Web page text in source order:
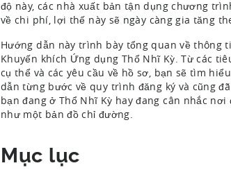
độ này, các nhà xuất bản tận dụng chương
về chi phí, lợi thế này sẽ ngày càng gia tăng
Hướng dẫn này trình bày tổng quan về
Khuyến khích Ứng dụng Thổ Nhĩ Kỳ. Từ các
cụ thể và các yêu cầu về hồ sơ, bạn sẽ tìm
dẫn từng bước về quy trình đăng ký và cũng
bạn đang ở Thổ Nhĩ Kỳ hay đang cân nhắc
như một bản đồ chỉ đường.
Mục lục